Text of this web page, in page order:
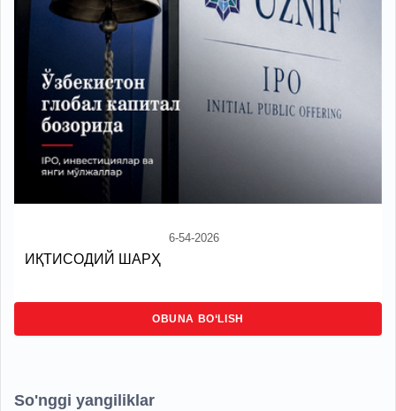
6-54-2026
ИҚТИСОДИЙ ШАРҲ
OBUNA BO‘LISH
So'nggi yangiliklar